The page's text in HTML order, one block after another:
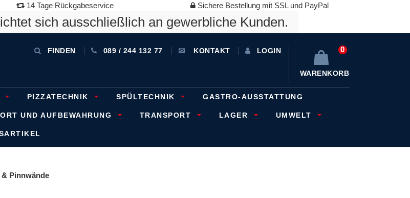
14 Tage Rückgabeservice Sichere Bestellung mit SSL und PayPal
sich ausschließlich an gewerbliche Kunden.
FINDEN 089 / 244 132 77 KONTAKT LOGIN 0
WARENKORB
PIZZATECHNIK SPÜLTECHNIK GASTRO-AUSSTATTUNG
UND AUFBEWAHRUNG TRANSPORT LAGER UMWELT
Pinnwände